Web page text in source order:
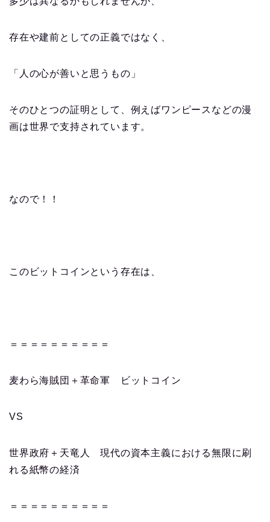
存在や建前としての正義ではなく、
「人の心が善いと思うもの」
そのひとつの証明として、例えばワンピースなどの漫
画は世界で支持されています。
なので！！
このビットコインという存在は、
＝＝＝＝＝＝＝＝＝＝
麦わら海賊団＋革命軍 ビットコイン
VS
世界政府＋天竜人 現代の資本主義における無限に刷
れる紙幣の経済
＝＝＝＝＝＝＝＝＝＝